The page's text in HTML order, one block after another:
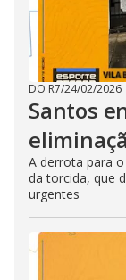
DO R7/24/02/2026
Santos
A derrota para
da torcida, que
urgentes